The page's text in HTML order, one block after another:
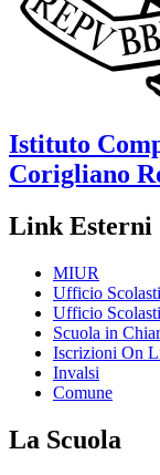
Istituto
Corigliano
Link Esterni
MIUR
Ufficio
Ufficio
Scuola in
Iscrizioni On
Invalsi
Comune
La Scuola